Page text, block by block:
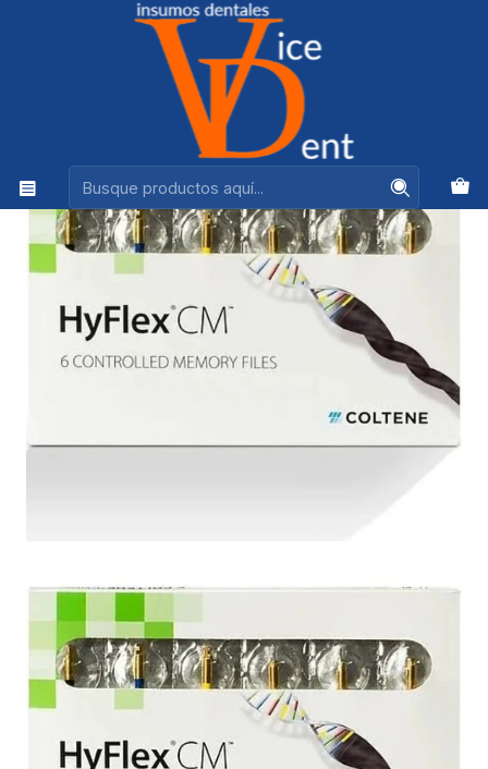
Ventas +56944575313
ENDODONCIA HYFLEX CM KIT SURTIDO 25 MM